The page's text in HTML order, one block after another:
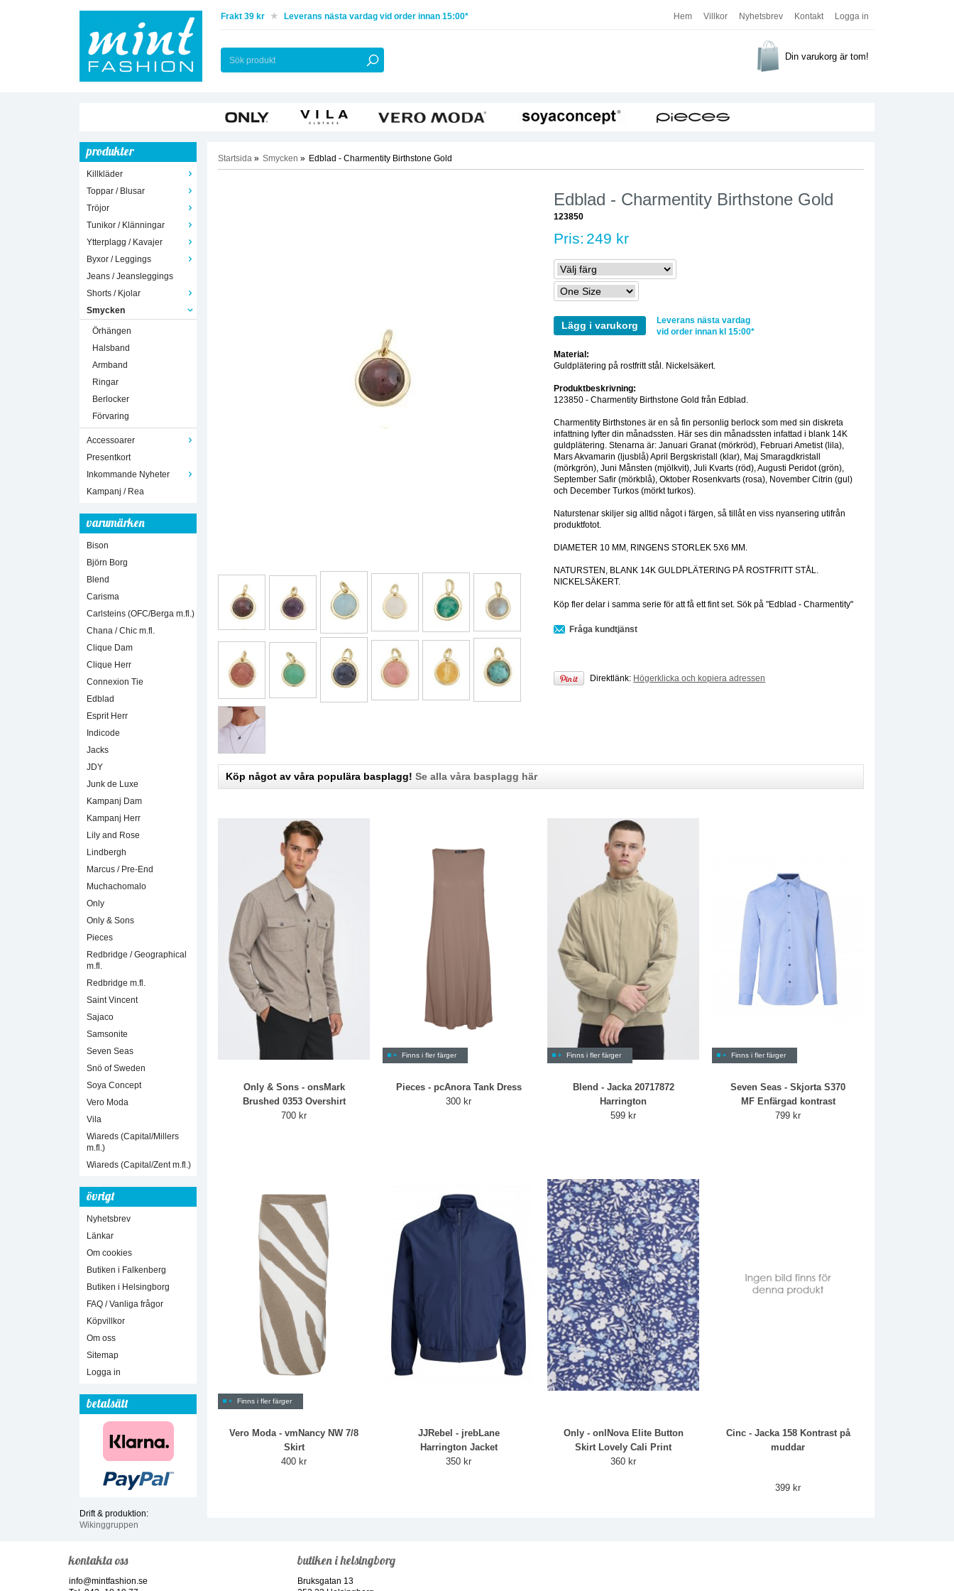
Hem Villkor Nyhetsbrev Kontakt Logga in
Frakt 39 kr Leverans nästa vardag vid order innan 15:00*
Din varukorg är tom!
produkter
Killkläder
Toppar / Blusar
Tröjor
Tunikor / Klänningar
Ytterplagg / Kavajer
Byxor / Leggings
Jeans / Jeansleggings
Shorts / Kjolar
Smycken
Örhängen
Halsband
Armband
Ringar
Berlocker
Förvaring
Accessoarer
Presentkort
Inkommande Nyheter
Kampanj / Rea
varumärken
Bison
Björn Borg
Blend
Carisma
Carlsteins (OFC/Berga m.fl.)
Chana / Chic m.fl.
Clique Dam
Clique Herr
Connexion Tie
Edblad
Esprit Herr
Indicode
Jacks
JDY
Junk de Luxe
Kampanj Dam
Kampanj Herr
Lily and Rose
Lindbergh
Marcus / Pre-End
Muchachomalo
Only
Only & Sons
Pieces
Redbridge / Geographical
m.fl.
Redbridge m.fl.
Saint Vincent
Sajaco
Samsonite
Seven Seas
Snö of Sweden
Soya Concept
Vero Moda
Vila
Wiareds (Capital/Millers
m.fl.)
Wiareds (Capital/Zent m.fl.)
övrigt
Nyhetsbrev
Länkar
Om cookies
Butiken i Falkenberg
Butiken i Helsingborg
FAQ / Vanliga frågor
Köpvillkor
Om oss
Sitemap
Logga in
betalsätt
Drift & produktion:
Wikinggruppen
Startsida » Smycken » Edblad - Charmentity Birthstone Gold
Edblad - Charmentity Birthstone Gold
123850
Pris: 249 kr
Lägg i varukorg
Leverans nästa vardag
vid order innan kl 15:00*
Material:
Guldplätering på rostfritt stål. Nickelsäkert.
Produktbeskrivning:
123850 - Charmentity Birthstone Gold från Edblad.
Charmentity Birthstones är en så fin personlig berlock som med sin diskreta
infattning lyfter din månadssten. Här ses din månadssten infattad i blank 14K
guldplätering. Stenarna är: Januari Granat (mörkröd), Februari Ametist (lila),
Mars Akvamarin (ljusblå) April Bergskristall (klar), Maj Smaragdkristall
(mörkgrön), Juni Månsten (mjölkvit), Juli Kvarts (röd), Augusti Peridot (grön),
September Safir (mörkblå), Oktober Rosenkvarts (rosa), November Citrin (gul)
och December Turkos (mörkt turkos).
Naturstenar skiljer sig alltid något i färgen, så tillåt en viss nyansering utifrån
produktfotot.
DIAMETER 10 MM, RINGENS STORLEK 5X6 MM.
NATURSTEN, BLANK 14K GULDPLÄTERING PÅ ROSTFRITT STÅL.
NICKELSÄKERT.
Köp fler delar i samma serie för att få ett fint set. Sök på "Edblad - Charmentity"
Fråga kundtjänst
Direktlänk: Högerklicka och kopiera adressen
Köp något av våra populära basplagg! Se alla våra basplagg här
Only & Sons - onsMark
Brushed 0353 Overshirt
700 kr
Finns i fler färger
Pieces - pcAnora Tank Dress
300 kr
Finns i fler färger
Blend - Jacka 20717872
Harrington
599 kr
Finns i fler färger
Seven Seas - Skjorta S370
MF Enfärgad kontrast
799 kr
Finns i fler färger
Vero Moda - vmNancy NW 7/8
Skirt
400 kr
JJRebel - jrebLane
Harrington Jacket
350 kr
Only - onlNova Elite Button
Skirt Lovely Cali Print
360 kr
Cinc - Jacka 158 Kontrast på
muddar
399 kr
kontakta oss
info@mintfashion.se
butiken i helsingborg
Bruksgatan 13